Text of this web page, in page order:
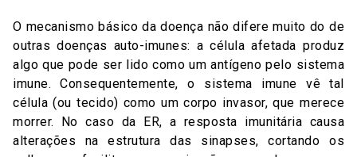
O mecanismo básico da doença não difere muito do de
outras doenças auto-imunes: a célula afetada produz
algo que pode ser lido como um antígeno pelo sistema
imune. Consequentemente, o sistema imune vê tal
célula (ou tecido) como um corpo invasor, que merece
morrer. No caso da ER, a resposta imunitária causa
alterações na estrutura das sinapses, cortando os